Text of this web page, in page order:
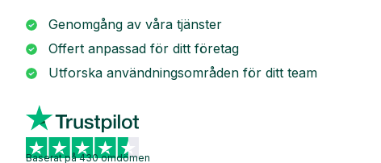
Genomgång av våra tjänster
Offert anpassad för ditt företag
Utforska användningsområden för ditt team
Baserat på 430 omdömen